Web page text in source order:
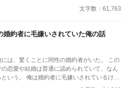
た志帆、そして別れた恋人の慎吾と妻の美
を解すことは出来るのか。そして本田 蓮
なる箇所が多々あると思いますが、さら〜
＊初回2話、本編書き終わる
稿となります。
文字数：61,763
婚約者に毛嫌いされていた俺の話
は、驚くことに同性の婚約者がいた。 この
恋愛や結婚は普通に認められていて、なん
いう。 俺は婚約者に毛嫌いされているけれ
出す前の俺の性格が最悪だったからだ。 我